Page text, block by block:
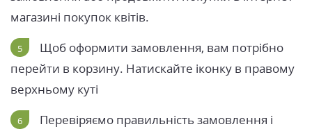
магазині покупок квітів.
Щоб оформити замовлення, вам потрібно
перейти в корзину. Натискайте іконку в правому
верхньому куті
Перевіряємо правильність замовлення і